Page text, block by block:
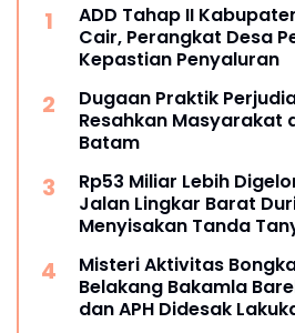
ADD Tahap II
Cair, Perangkat Desa
Kepastian Penyaluran
Dugaan Praktik
Resahkan Masyarakat
Batam
Rp53 Miliar Lebih
Jalan Lingkar Barat
Menyisakan Tanda
Misteri Aktivitas
Belakang Bakamla
dan APH Didesak